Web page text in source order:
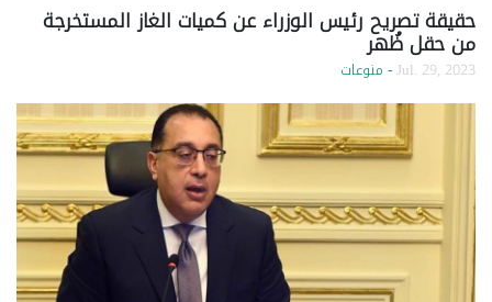
حقيقة تصريح رئيس الوزراء عن كميات الغاز المستخرجة
من حقل ظُهر
Jul. 29, 2023- منوعات